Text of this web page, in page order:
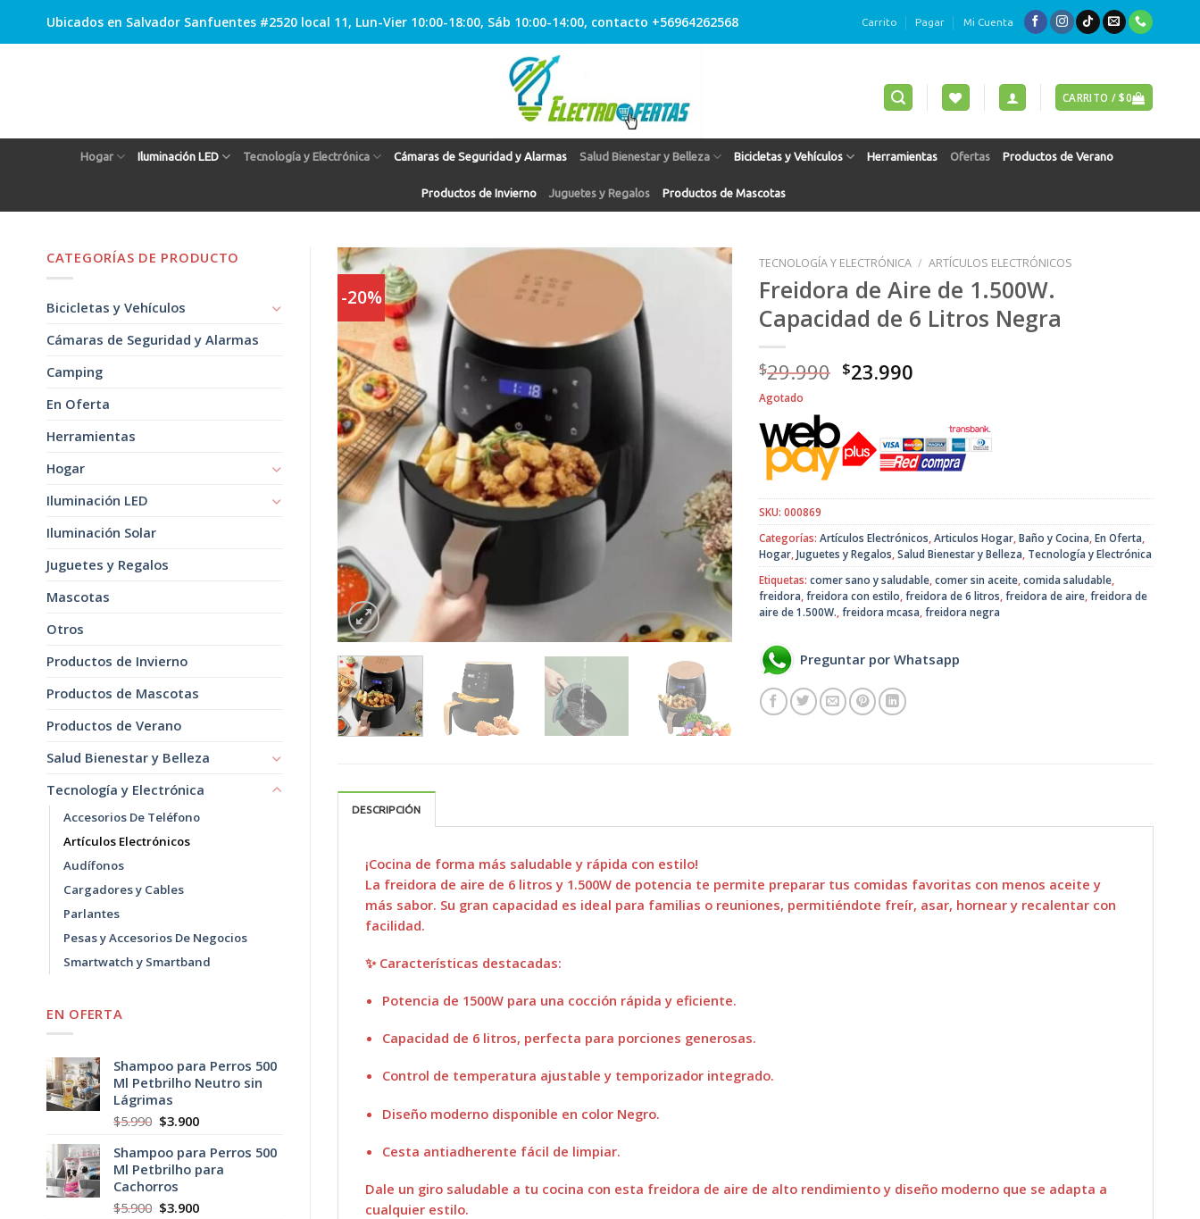
Ubicados en Salvador Sanfuentes #2520 local 11, Lun-Vier 10:00-18:00, Sáb 10:00-14:00, contacto +56964262568 Carrito Pagar Mi Cuenta
CARRITO /$0
Hogar Iluminación LED Tecnología y Electrónica Cámaras de Seguridad y Alarmas Salud Bienestar y Belleza Bicicletas y Vehículos Herramientas Ofertas Productos de Verano
Productos de Invierno Juguetes y Regalos Productos de Mascotas
CATEGORÍAS DE PRODUCTO
Bicicletas y Vehículos
Cámaras de Seguridad y Alarmas
Camping
En Oferta
Herramientas
Hogar
Iluminación LED
Iluminación Solar
Juguetes y Regalos
Mascotas
Otros
Productos de Invierno
Productos de Mascotas
Productos de Verano
Salud Bienestar y Belleza
Tecnología y Electrónica
Accesorios De Teléfono
Artículos Electrónicos
Audífonos
Cargadores y Cables
Parlantes
Pesas y Accesorios De Negocios
Smartwatch y Smartband
EN OFERTA
Shampoo para Perros 500
Ml Petbrilho Neutro sin
Lágrimas
$5.990 El
original
era:
$5.990.
$3.900El
actual
es:
Shampoo para Perros 500
Ml Petbrilho para
Cachorros
$5.900 El
$3.900El
-20%
TECNOLOGÍA Y ELECTRÓNICA / ARTÍCULOS ELECTRÓNICOS
Freidora de Aire de 1.500W.
Capacidad de 6 Litros Negra
$29.990 El
era:
$29.990.
$23.990El
$23.990.
Agotado
SKU: 000869
Categorías: Artículos Electrónicos Articulos Hogar Baño y Cocina En Oferta
Hogar Juguetes y Regalos Salud Bienestar y Belleza Tecnología y Electrónica
Etiquetas: comer sano y saludable comer sin aceite comida saludable
freidora freidora con estilo freidora de 6 litros freidora de aire freidora de
aire de 1.500W. freidora mcasa freidora negra
Preguntar por Whatsapp
DESCRIPCIÓN
¡Cocina de forma más saludable y rápida con estilo!
La freidora de aire de 6 litros y 1.500W de potencia te permite preparar tus comidas favoritas con menos aceite y
más sabor. Su gran capacidad es ideal para familias o reuniones, permitiéndote freír, asar, hornear y recalentar con
facilidad.
✨ Características destacadas:
Potencia de 1500W para una cocción rápida y eficiente.
Capacidad de 6 litros, perfecta para porciones generosas.
Control de temperatura ajustable y temporizador integrado.
Diseño moderno disponible en color Negro.
Cesta antiadherente fácil de limpiar.
Dale un giro saludable a tu cocina con esta freidora de aire de alto rendimiento y diseño moderno que se adapta a
cualquier estilo.